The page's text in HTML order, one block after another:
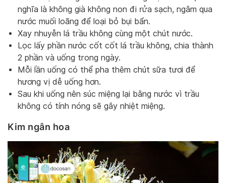
nghĩa là không già không non đi rửa sạch, ngâm qua
nước muối loãng để loại bỏ bụi bẩn.
Xay nhuyễn lá trầu không cùng một chút nước.
Lọc lấy phần nước cốt cốt lá trầu không, chia thành
2 phần và uống trong ngày.
Mỗi lần uống có thể pha thêm chút sữa tươi để
hương vị dễ uống hơn.
Sau khi uống nên súc miệng lại bằng nước vì trầu
không có tính nóng sẽ gây nhiệt miệng.
Kim ngân hoa